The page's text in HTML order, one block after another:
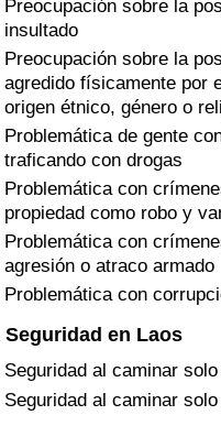
Preocupación sobre la
insultado
Preocupación sobre la
agredido físicamente por
origen étnico, género o
Problemática de gente
traficando con drogas
Problemática con
propiedad como robo y
Problemática con
agresión o atraco armado
Problemática con
Seguridad en Laos
Seguridad al caminar
Seguridad al caminar
Contaminación
Índice de
Índice de contaminación
Índice de
Tráfico
Índice de Tráfico
Índice de Tráfico (Actual)
Índice de Tráfico por